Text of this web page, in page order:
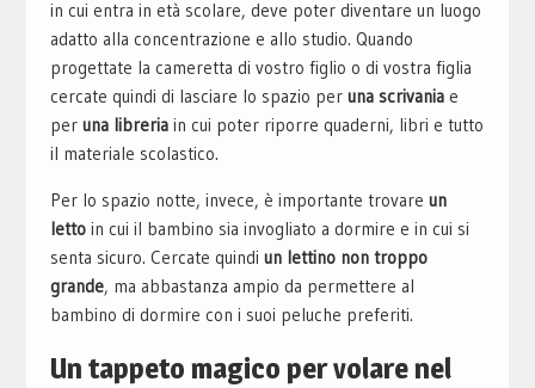
in cui entra in età scolare, deve poter diventare un luogo
adatto alla concentrazione e allo studio. Quando
progettate la cameretta di vostro figlio o di vostra figlia
cercate quindi di lasciare lo spazio per una scrivaniae
per una libreriain cui poter riporre quaderni, libri e tutto
il materiale scolastico.
Per lo spazio notte, invece, è importante trovare un
lettoin cui il bambino sia invogliato a dormire e in cui si
senta sicuro. Cercate quindi un lettino non troppo
grande, ma abbastanza ampio da permettere al
bambino di dormire con i suoi peluche preferiti.
Un tappeto magico per volare nel